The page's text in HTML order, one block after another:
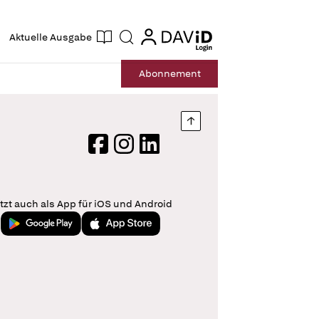
Aktuelle Ausgabe Suche login
login
Abonnement
Nach oben springen
FacebookInstagram
LinkedIn
auch als App für iOS und Android
Jetzt bei Google PlayLaden im App Store